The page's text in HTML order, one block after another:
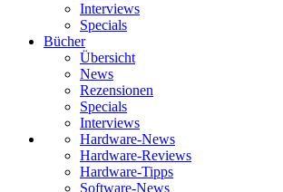
Interviews
Specials
Bücher
Übersicht
News
Rezensionen
Specials
Interviews
Hardware-News
Hardware-Reviews
Hardware-Tipps
Software-News